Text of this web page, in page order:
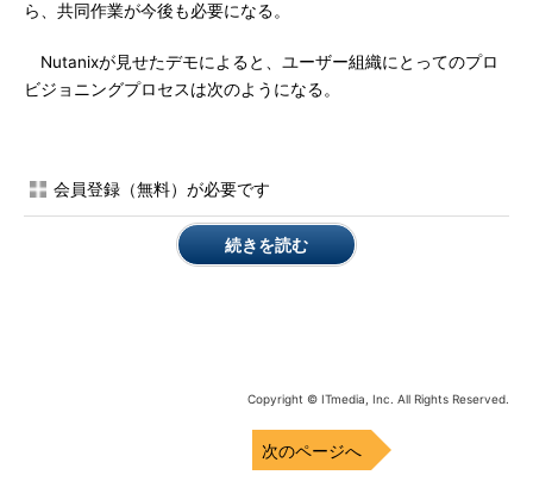
ら、共同作業が今後も必要になる。
Nutanixが見せたデモによると、ユーザー組織にとってのプロ
ビジョニングプロセスは次のようになる。
会員登録（無料）が必要です
続きを読む
Copyright © ITmedia, Inc. All Rights Reserved.
次のページへ